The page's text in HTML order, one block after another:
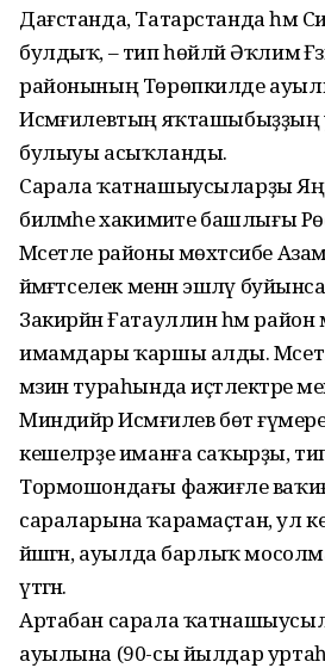
Дағстанда, Татарстанда һәм
булдыҡ, – тип һөйләй Әҡлимә
районының Төрөпкилде
Исмәғилевтың
булыуы асыҡланды.
Сарала ҡатнашыусыларҙы
биләмәһе хакимиәте башлығы
Мәсетле районы мөхтәсибе
йәмәғәтселек менән эшләү
Закирйән Ғатауллин һәм район
имамдары ҡаршы алды.
мәзин тураһында иҫтәлектәре
Миндийәр Исмәғилев бөтә
кешеләрҙе иманға саҡырҙы,
Тормошондағы фажиғәле
сараларына ҡарамаҫтан, ул
йәшәгән, ауылда барлыҡ
үтәгән.
Артабан сарала
ауылына (90-сы йылдар